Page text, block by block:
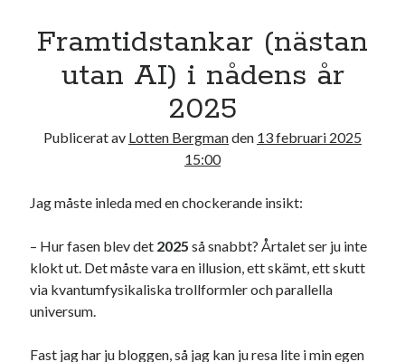
Framtidstankar (nästan
utan AI) i nådens år
2025
Publicerat av Lotten Bergmanden 13 februari 2025
15:00
Jag måste inleda med en chockerande insikt:
– Hur fasen blev det 2025 så snabbt? Årtalet ser ju inte
klokt ut. Det måste vara en illusion, ett skämt, ett skutt
via kvantumfysikaliska trollformler och parallella
universum.
Fast jag har ju bloggen, så jag kan ju resa lite i min egen